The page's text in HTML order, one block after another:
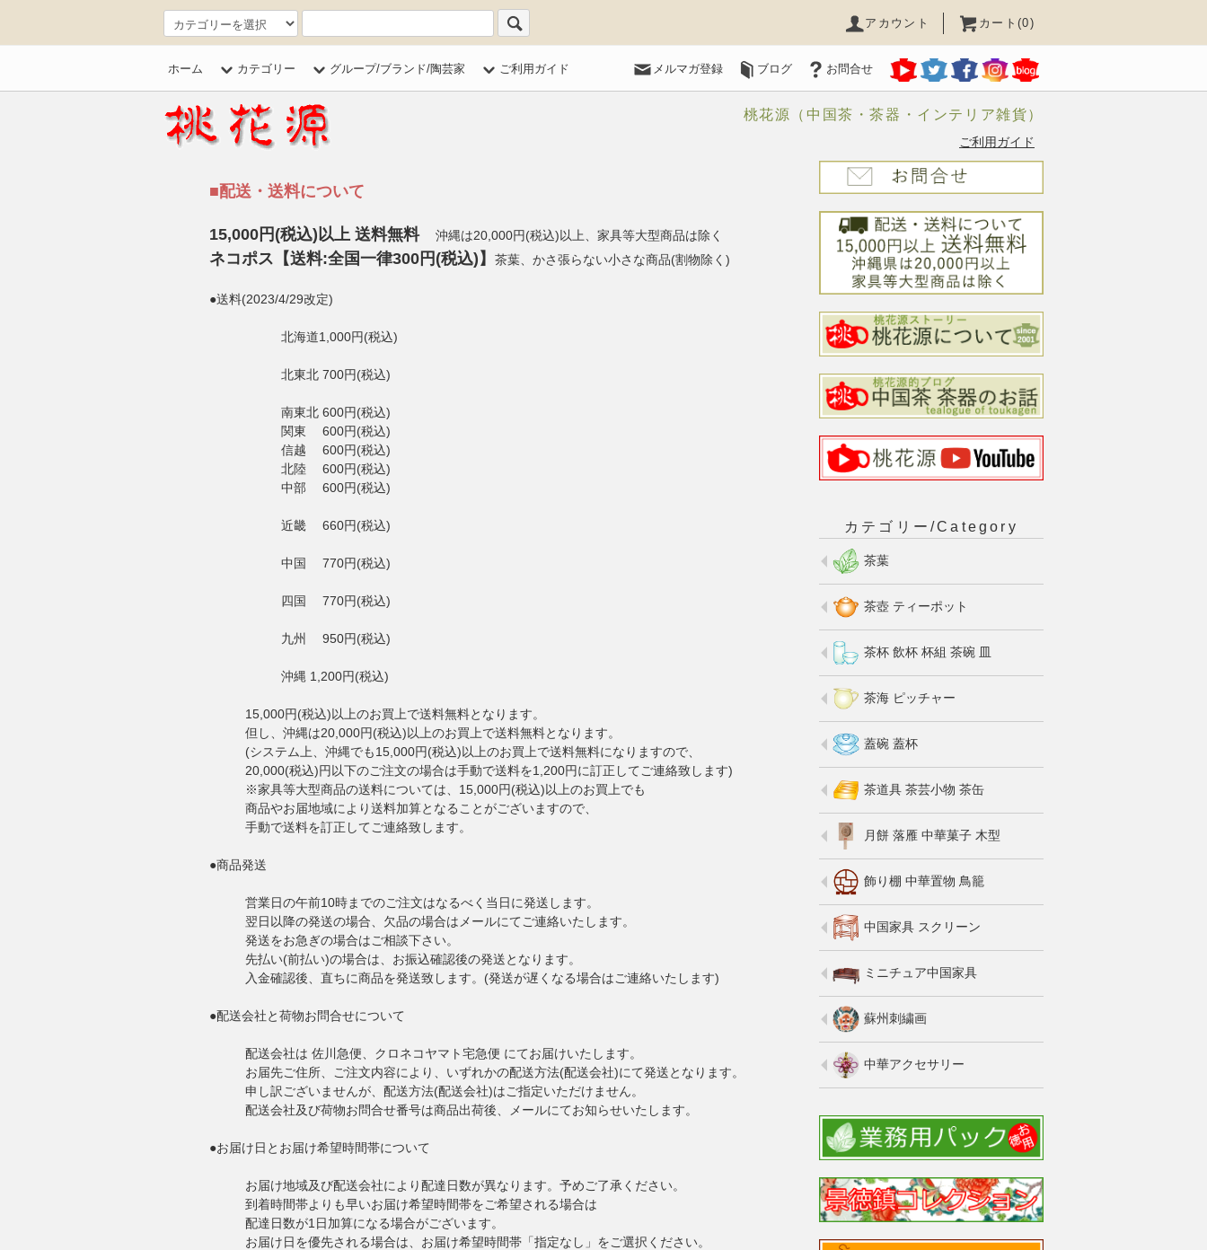
アカウント カート(0)
ホーム カテゴリー グループ/ブランド/陶芸家 ご利用ガイド メルマガ登録 ブログ お問合せ
桃花源（中国茶・茶器・インテリア雑貨）
■配送・送料について
15,000円(税込)以上 送料無料 沖縄は20,000円(税込)以上、家具等大型商品は除く
ネコポス【送料:全国一律300円(税込)】 茶葉、かさ張らない小さな商品(割物除く)
●送料(2023/4/29改定)
北海道1,000円(税込)
北東北 700円(税込)
南東北 600円(税込)
関東 600円(税込)
信越 600円(税込)
北陸 600円(税込)
中部 600円(税込)
近畿 660円(税込)
中国 770円(税込)
四国 770円(税込)
九州 950円(税込)
沖縄 1,200円(税込)
15,000円(税込)以上のお買上で送料無料となります。
但し、沖縄は20,000円(税込)以上のお買上で送料無料となります。
(システム上、沖縄でも15,000円(税込)以上のお買上で送料無料になりますので、
20,000(税込)円以下のご注文の場合は手動で送料を1,200円に訂正してご連絡致します)
※家具等大型商品の送料については、15,000円(税込)以上のお買上でも
商品やお届地域により送料加算となることがございますので、
手動で送料を訂正してご連絡致します。
●商品発送
営業日の午前10時までのご注文はなるべく当日に発送します。
翌日以降の発送の場合、欠品の場合はメールにてご連絡いたします。
発送をお急ぎの場合はご相談下さい。
先払い(前払い)の場合は、お振込確認後の発送となります。
入金確認後、直ちに商品を発送致します。(発送が遅くなる場合はご連絡いたします)
●配送会社と荷物お問合せについて
配送会社は 佐川急便、クロネコヤマト宅急便 にてお届けいたします。
お届先ご住所、ご注文内容により、いずれかの配送方法(配送会社)にて発送となります。
申し訳ございませんが、配送方法(配送会社)はご指定いただけません。
配送会社及び荷物お問合せ番号は商品出荷後、メールにてお知らせいたします。
●お届け日とお届け希望時間帯について
お届け地域及び配送会社により配達日数が異なります。予めご了承ください。
到着時間帯よりも早いお届け希望時間帯をご希望される場合は
配達日数が1日加算になる場合がございます。
お届け日を優先される場合は、お届け希望時間帯「指定なし」をご選択ください。
ご利用ガイド
カテゴリー/Category
茶葉
茶壺 ティーポット
茶杯 飲杯 杯組 茶碗 皿
茶海 ピッチャー
蓋碗 蓋杯
茶道具 茶芸小物 茶缶
月餅 落雁 中華菓子 木型
飾り棚 中華置物 鳥籠
中国家具 スクリーン
ミニチュア中国家具
蘇州刺繍画
中華アクセサリー